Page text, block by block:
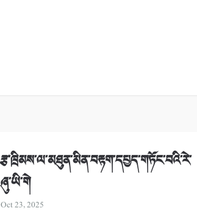
རྩ་ཁྲིམས་ལ་མཐུན་མིན་བརྟག་དཔྱད་གཏོང་བའི་རེ་
ཞུ་ཡི་གེ
Oct 23, 2025